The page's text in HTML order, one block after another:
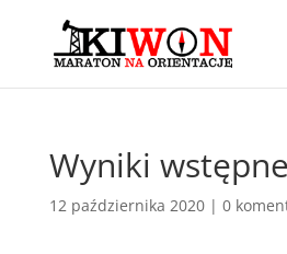
Wyniki
12 października 2020| 0